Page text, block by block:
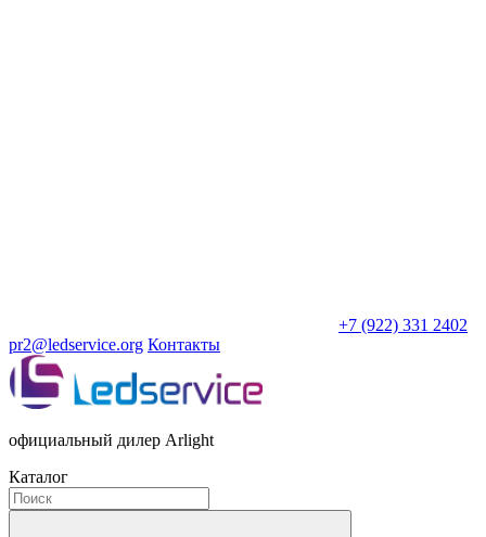
+7 (922) 331 2402
pr2@ledservice.org Контакты
официальный дилер Arlight
Каталог